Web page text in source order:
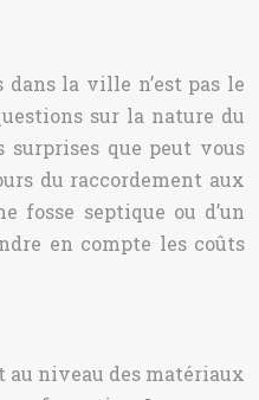
la ville n’est pas le
sur la nature du
surprises que peut vous
du raccordement aux
fosse septique ou d’un
en compte les coûts
au niveau des matériaux